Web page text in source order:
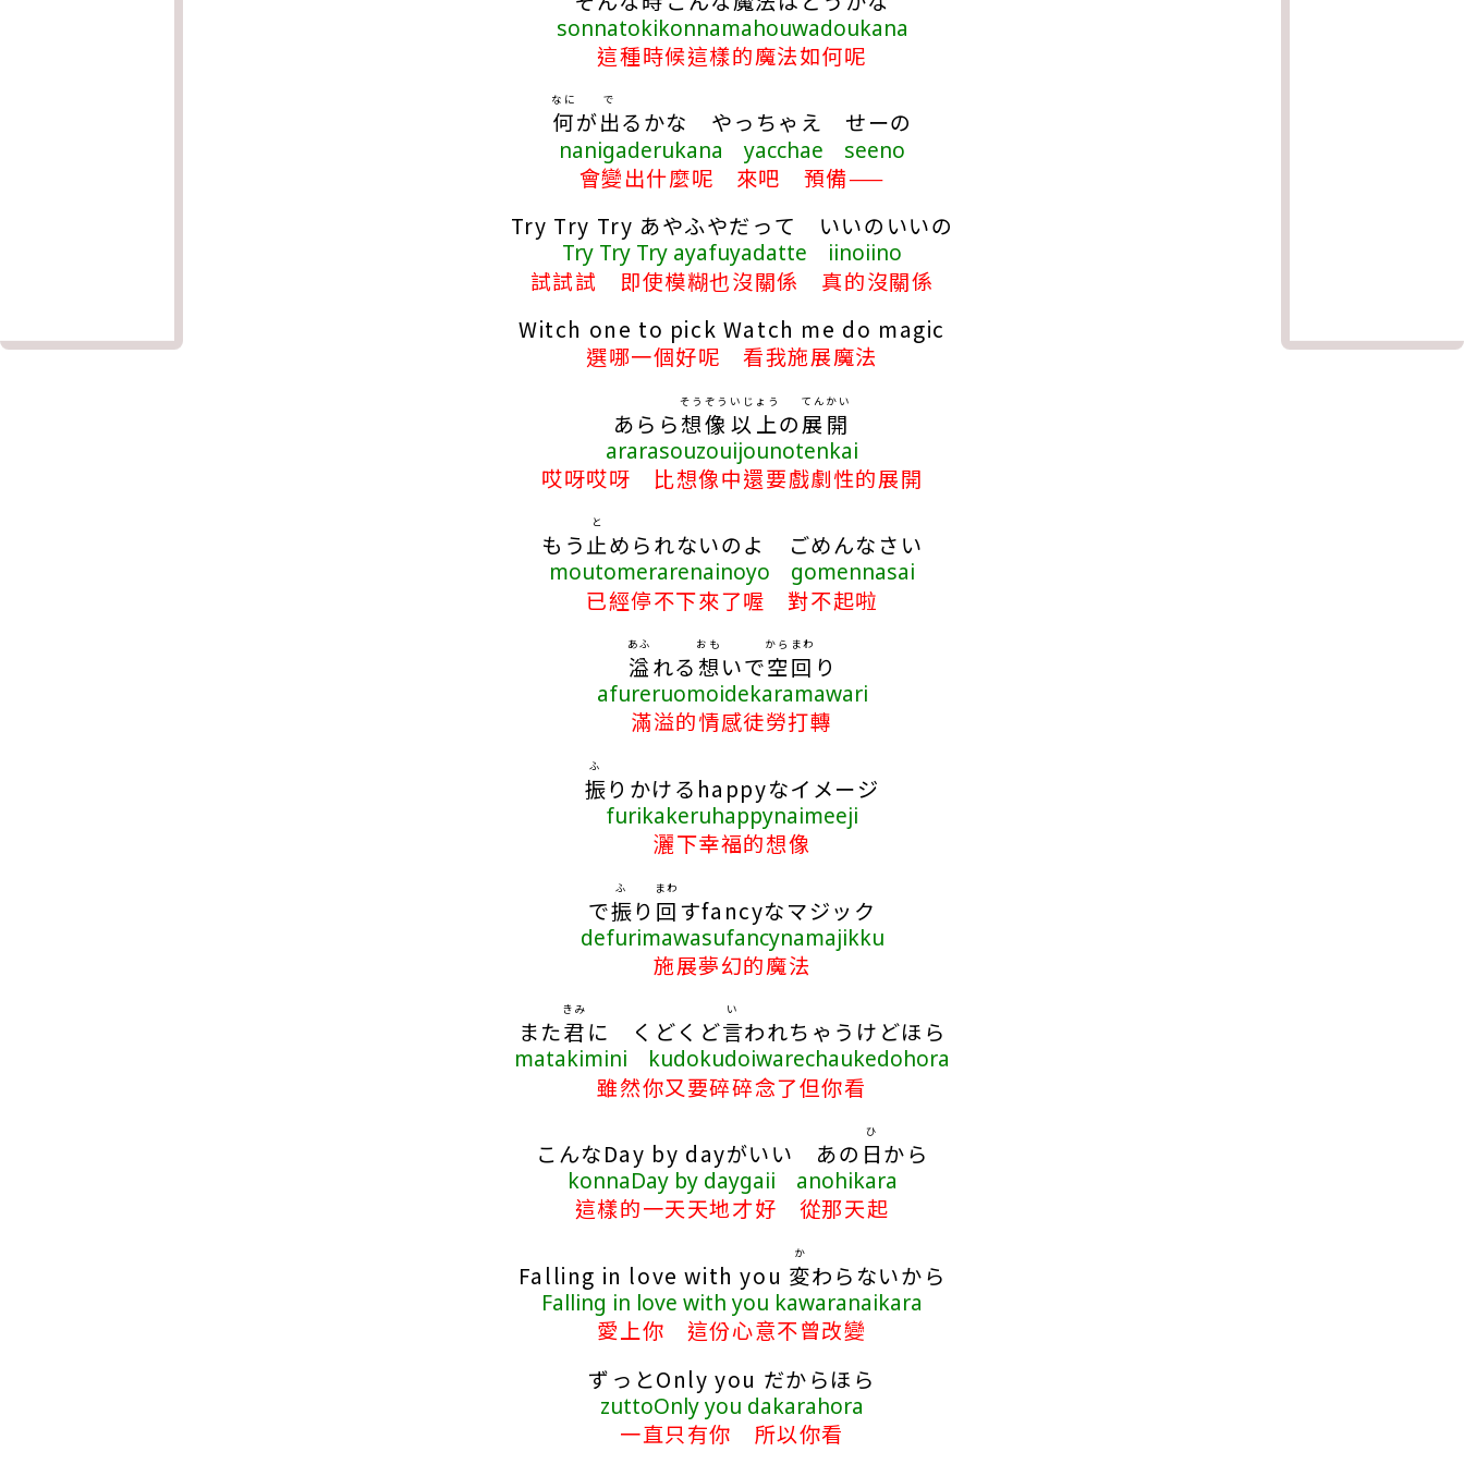
sonnatokikonnamahouwadoukana
這種時候這樣的魔法如何呢
何
なに
が出
で
るかな やっちゃえ せーの
nanigaderukana yacchae seeno
會變出什麼呢 來吧 預備——
Try Try Try あやふやだって いいのいいの
Try Try Try ayafuyadatte iinoiino
試試試 即使模糊也沒關係 真的沒關係
Witch one to pick Watch me do magic
選哪一個好呢 看我施展魔法
あらら想像
そうぞう
以上
いじょう
の展開
てんかい
ararasouzouijounotenkai
哎呀哎呀 比想像中還要戲劇性的展開
もう止
と
められないのよ ごめんなさい
moutomerarenainoyo gomennasai
已經停不下來了喔 對不起啦
溢
あふ
れる 想
おも
いで空回
からまわ
り
afureruomoidekaramawari
滿溢的情感徒勞打轉
振
ふ
りかけるhappyなイメージ
furikakeruhappynaimeeji
灑下幸福的想像
で振
ふ
り 回
まわ
すfancyなマジック
defurimawasufancynamajikku
施展夢幻的魔法
また君
きみ
に くどくど言
い
われちゃうけどほら
matakimini kudokudoiwarechaukedohora
雖然你又要碎碎念了但你看
こんなDay by dayがいい あの 日
ひ
から
konnaDay by daygaii anohikara
這樣的一天天地才好 從那天起
Falling in love with you 変
か
わらないから
Falling in love with you kawaranaikara
愛上你 這份心意不曾改變
ずっとOnly you だからほら
zuttoOnly you dakarahora
一直只有你 所以你看